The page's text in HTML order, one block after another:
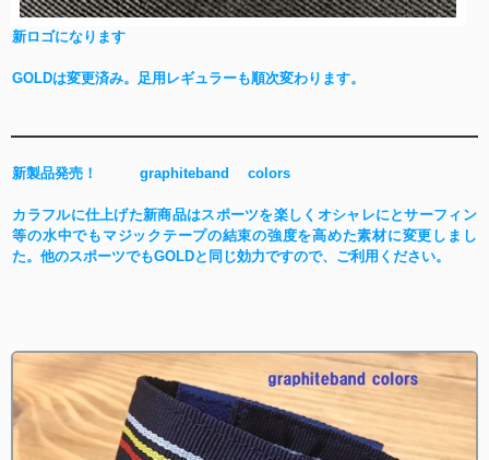
新ロゴになります
GOLDは変更済み。足用レギュラーも順次変わります。
新製品発売！ graphiteband colors
カラフルに仕上げた新商品はスポーツを楽しくオシャレにとサーフィン
等の水中でもマジックテープの結束の強度を高めた素材に変更しまし
た。他のスポーツでもGOLDと同じ効力ですので、ご利用ください。